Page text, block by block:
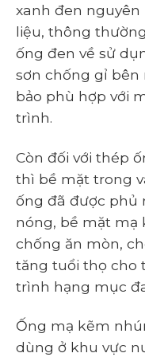
xanh đen nguyên
liệu, thông
ống đen về sử
sơn chống gỉ bên
bảo phù hợp với
trình.
Còn đối với thép
thì bề mặt trong
ống đã được phủ
nóng, bề mặt mạ
chống ăn mòn,
tăng tuổi thọ cho
trình hạng mục
Ống mạ kẽm
dùng ở khu vực